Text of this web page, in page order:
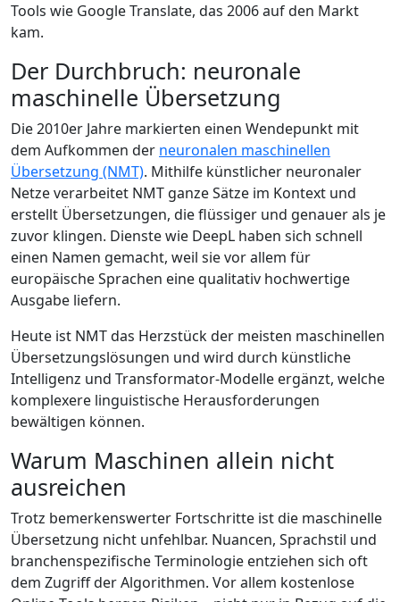
Tools wie Google Translate, das 2006 auf den Markt
kam.
Der Durchbruch: neuronale
maschinelle Übersetzung
Die 2010er Jahre markierten einen Wendepunkt mit
dem Aufkommen der neuronalen maschinellen
Übersetzung (NMT). Mithilfe künstlicher neuronaler
Netze verarbeitet NMT ganze Sätze im Kontext und
erstellt Übersetzungen, die flüssiger und genauer als je
zuvor klingen. Dienste wie DeepL haben sich schnell
einen Namen gemacht, weil sie vor allem für
europäische Sprachen eine qualitativ hochwertige
Ausgabe liefern.
Heute ist NMT das Herzstück der meisten maschinellen
Übersetzungslösungen und wird durch künstliche
Intelligenz und Transformator-Modelle ergänzt, welche
komplexere linguistische Herausforderungen
bewältigen können.
Warum Maschinen allein nicht
ausreichen
Trotz bemerkenswerter Fortschritte ist die maschinelle
Übersetzung nicht unfehlbar. Nuancen, Sprachstil und
branchenspezifische Terminologie entziehen sich oft
dem Zugriff der Algorithmen. Vor allem kostenlose